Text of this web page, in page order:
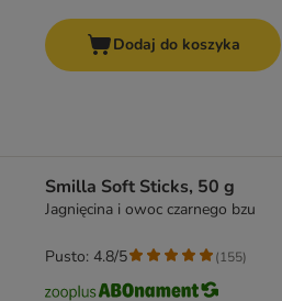
Dodaj do koszyka
Smilla Soft Sticks, 50 g
Jagnięcina i owoc czarnego bzu
Pusto: 4.8/5 (155)